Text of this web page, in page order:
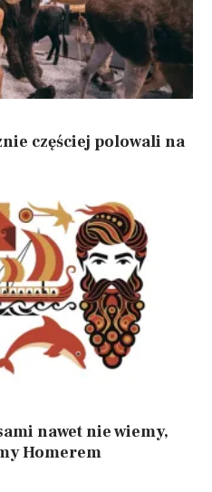
częściej polowali na
nawet nie wiemy,
Homerem